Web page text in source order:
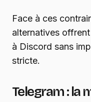
Face à ces
alternatives
à Discord sans
stricte.
Telegram : la